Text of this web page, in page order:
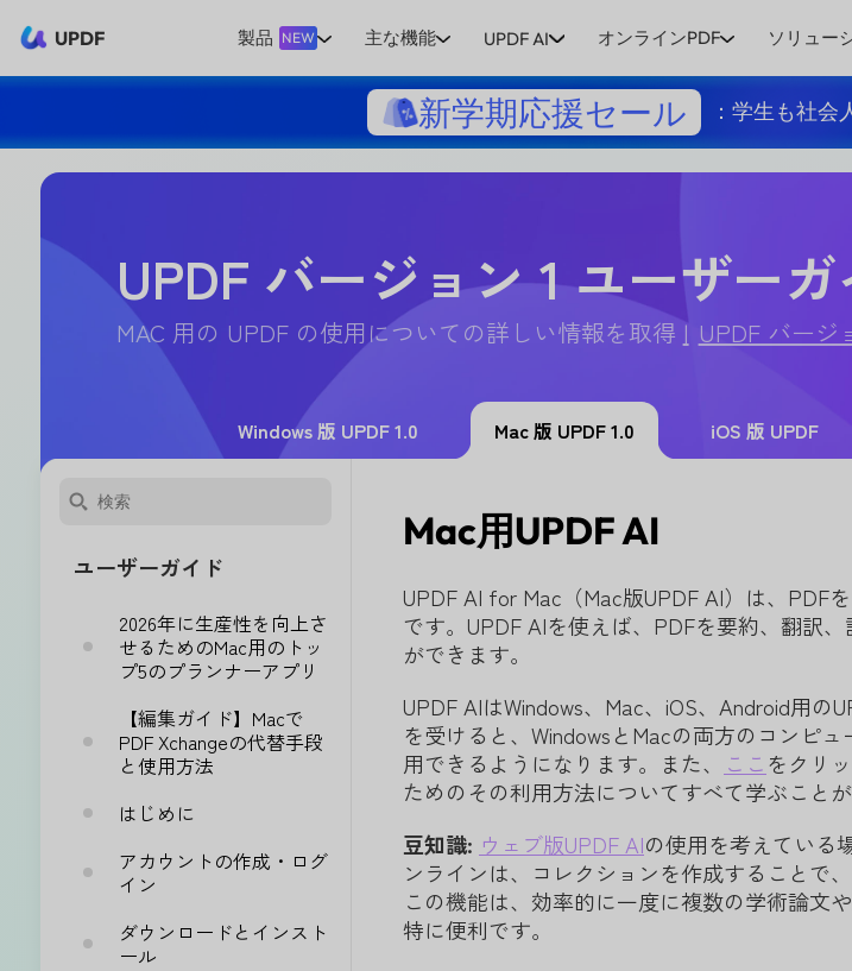
UPDF 製品 NEW 主な機能 UPDF AI オンラインPDF ソリュー
新学期応援セール ：学生も社
UPDF バージョン 1 ユーザー
MAC 用の UPDF の使用についての詳しい情報を取得 UPDF バージ
Windows 版 UPDF 1.0 Mac 版 UPDF 1.0 iOS 版 UPDF
ユーザーガイド
2026年に生産性を向上さ
せるためのMac用のトッ
プ5のプランナーアプリ
【編集ガイド】Macで
PDF Xchangeの代替手段
と使用方法
はじめに
アカウントの作成・ログ
イン
ダウンロードとインスト
ール
Mac用UPDF AI
UPDF AI for Mac（Mac版UPDF AI）は、PDF
です。UPDF AIを使えば、PDFを要約、翻訳
ができます。
UPDF AIはWindows、Mac、iOS、Android用
を受けると、WindowsとMacの両方のコンピ
用できるようになります。また、
ここをクリ
ためのその利用方法についてすべて学ぶことが
豆知識: ウェブ版UPDF AIの使用を考えている
ンラインは、コレクションを作成することで
この機能は、効率的に一度に複数の学術論文
特に便利です。